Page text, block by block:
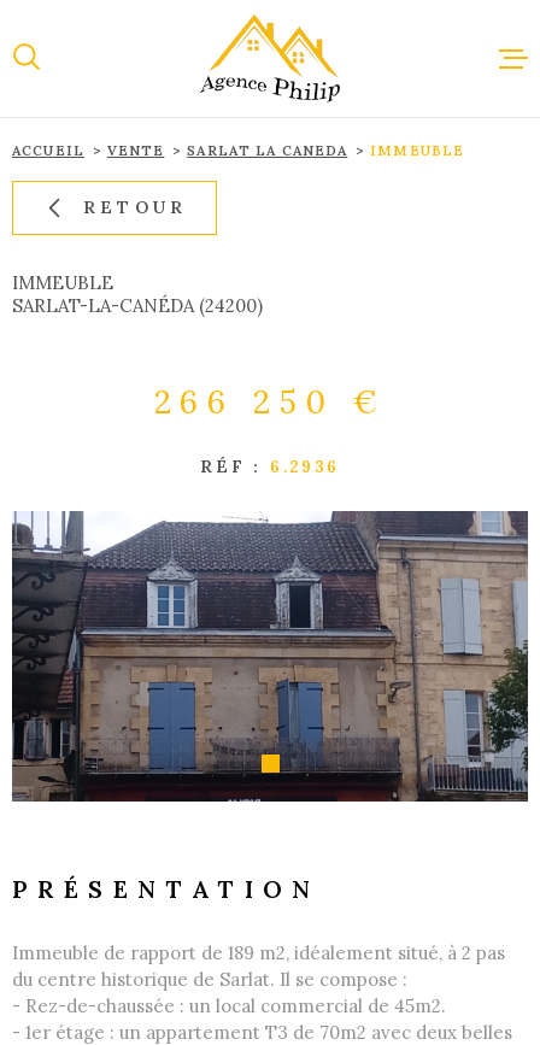
la
au
menu
au
contenu
ACCUEIL VENTE SARLAT LA CANEDA IMMEUBLE
RETOUR
IMMEUBLE
SARLAT-LA-CANÉDA (24200)
266 250 €
RÉF : 6.2936
PRÉSENTATION
Immeuble de rapport de 189 m2, idéalement situé, à 2 pas
du centre historique de Sarlat. Il se compose :
- Rez-de-chaussée : un local commercial de 45m2.
- 1er étage : un appartement T3 de 70m2 avec deux belles